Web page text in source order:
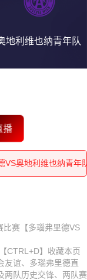
地利维也纳青年队
播
VS奥地利维也纳青年
VS奥地利维也纳青年
VS奥地利维也纳青年
VS奥地利维也纳青年
奥地利维也纳青年
奥地利维也纳青年
赛【多瑙弗里德VS
CTRL+D】收藏本页
友谊、多瑙弗里德直
两队历史交锋、两队赛